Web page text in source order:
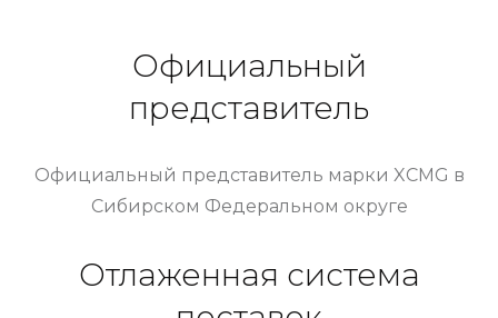
Официальный
представитель
Официальный представитель марки XCMG в
Сибирском Федеральном округе
Отлаженная система